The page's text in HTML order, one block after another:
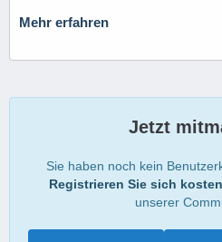
Mehr erfahren
Jetzt
Sie haben noch kein
Registrieren Sie sich
unserer